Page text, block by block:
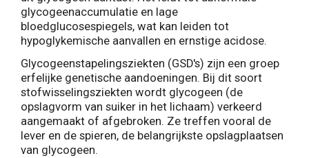
glycogeenaccumulatie en lage
bloedglucosespiegels, wat kan leiden tot
hypoglykemische aanvallen en ernstige acidose.
Glycogeenstapelingsziekten (GSD's) zijn een groep
erfelijke genetische aandoeningen. Bij dit soort
stofwisselingsziekten wordt glycogeen (de
opslagvorm van suiker in het lichaam) verkeerd
aangemaakt of afgebroken. Ze treffen vooral de
lever en de spieren, de belangrijkste opslagplaatsen
van glycogeen.